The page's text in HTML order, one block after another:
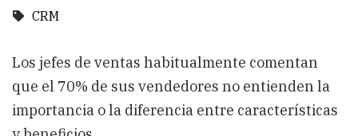
CRM
Los jefes de ventas habitualmente comentan
que el 70% de sus vendedores no entienden la
importancia o la diferencia entre características